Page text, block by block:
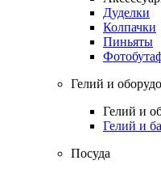
Дуделки
Колпачки
Пиньяты
Гелий и
Гелий и
Гелий и
Посуда